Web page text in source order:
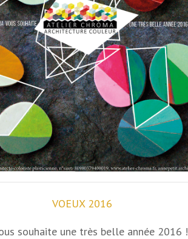
VOEUX 2016
souhaite une très belle année 2016 !